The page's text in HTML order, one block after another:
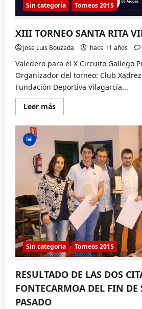
Sin categoría Torneos 2015
XIII TORNEO SANTA RITA
Jose Luis Bouzada hace 11 años
Valedero para el X Circuito Gallego
Organizador del torneo: Club
Fundación Deportiva Vilagarcía...
Leer másLee
más
XIII
SANTA
VILAGARCIA
2015
Sin categoría Torneos 2015
RESULTADO DE LAS DOS
FONTECARMOA DEL FIN DE
PASADO